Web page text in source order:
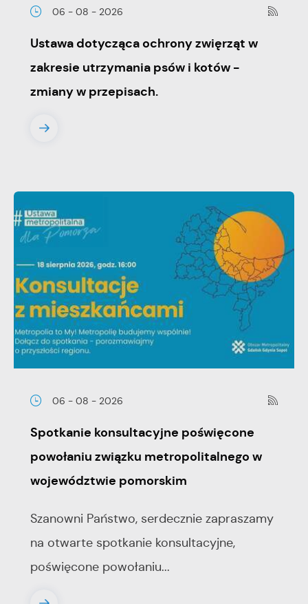
06 - 08 - 2026
Ustawa dotycząca ochrony zwięrząt w
zakresie utrzymania psów i kotów -
zmiany w przepisach.
06 - 08 - 2026
Spotkanie konsultacyjne poświęcone
powołaniu związku metropolitalnego w
województwie pomorskim
Szanowni Państwo, serdecznie zapraszamy
na otwarte spotkanie konsultacyjne,
poświęcone powołaniu...